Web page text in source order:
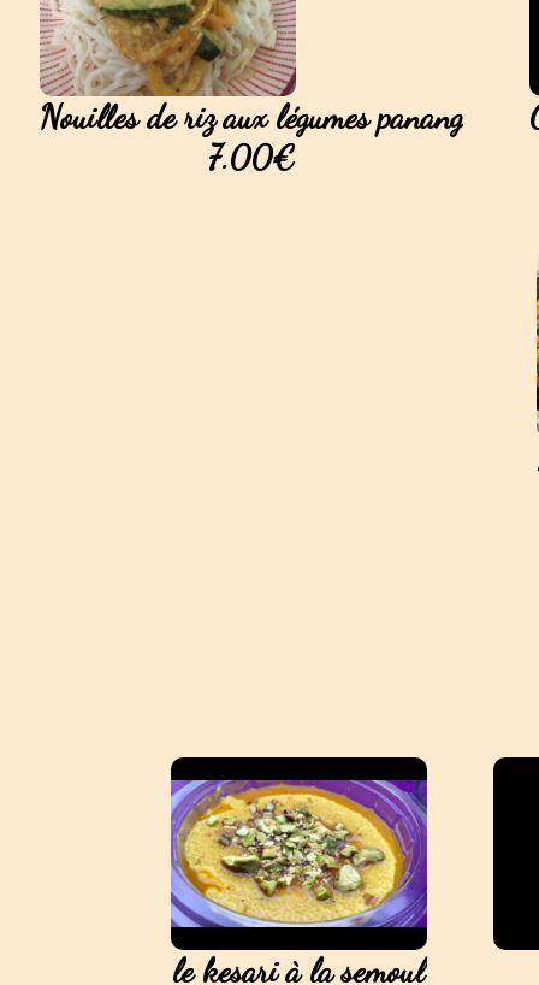
Nouilles de riz aux légumes panang
7.00€
le kesari à la semoul